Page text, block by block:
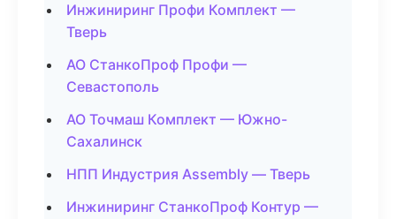
Инжиниринг Профи Комплект —
Тверь
АО СтанкоПроф Профи —
Севастополь
АО Точмаш Комплект — Южно-
Сахалинск
НПП Индустрия Assembly — Тверь
Инжиниринг СтанкоПроф Контур —